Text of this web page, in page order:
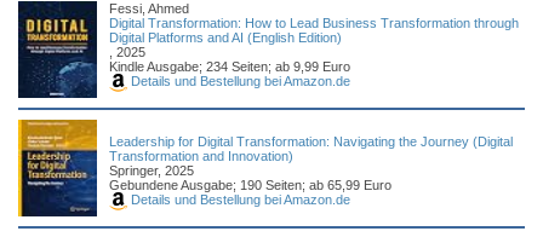
Fessi, Ahmed
Digital Transformation: How to Lead Business Transformation through
Digital Platforms and AI (English Edition)
, 2025
Kindle Ausgabe; 234 Seiten; ab 9,99 Euro
Details und Bestellung bei Amazon.de
Leadership for Digital Transformation: Navigating the Journey (Digital
Transformation and Innovation)
Springer, 2025
Gebundene Ausgabe; 190 Seiten; ab 65,99 Euro
Details und Bestellung bei Amazon.de